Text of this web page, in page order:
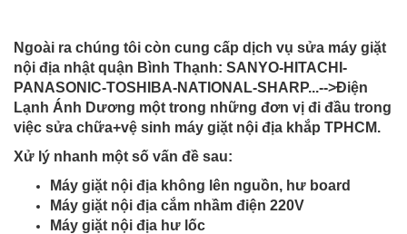
Ngoài ra chúng tôi còn cung cấp dịch vụ sửa máy giặt
nội địa nhật quận Bình Thạnh: SANYO-HITACHI-
PANASONIC-TOSHIBA-NATIONAL-SHARP...-->Điện
Lạnh Ánh Dương một trong những đơn vị đi đầu trong
việc sửa chữa+vệ sinh máy giặt nội địa khắp TPHCM.
Xử lý nhanh một số vấn đề sau:
Máy giặt nội địa không lên nguồn, hư board
Máy giặt nội địa cắm nhầm điện 220V
Máy giặt nội địa hư lốc